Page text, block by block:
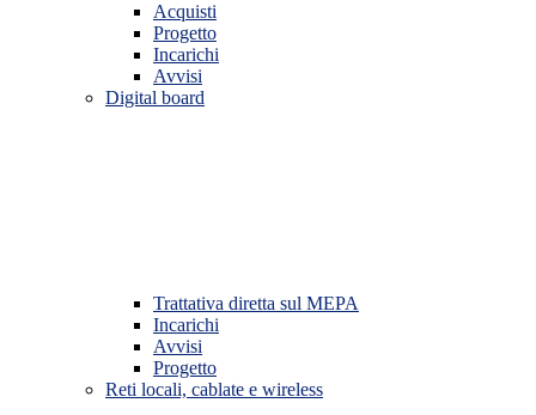
Acquisti
Progetto
Incarichi
Avvisi
Digital board
Trattativa diretta sul MEPA
Incarichi
Avvisi
Progetto
Reti locali, cablate e wireless